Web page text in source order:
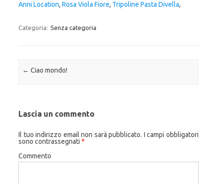
Anni Location, Rosa Viola Fiore, Tripoline Pasta Divella,
Categoria: Senza categoria
Navigazione articolo
← Ciao mondo!
Lascia un commento
Il tuo indirizzo email non sarà pubblicato. I campi obbligatori
sono contrassegnati *
Commento